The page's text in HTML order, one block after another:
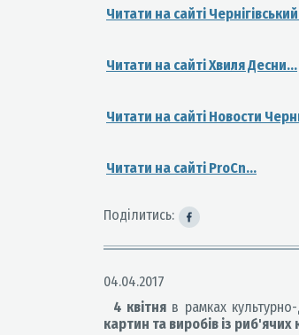
Читати на сайті
Читати на сайті Хвиля Десни...
Читати на сайті Новости
Читати на сайті ProCn...
Поділитись:
04.04.2017
4 квітня в рамках
картин та виробів із риб'ячих